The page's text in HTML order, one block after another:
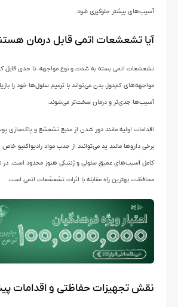
آسیب‌های بیشتر جلوگیری شود.
آیا تشعشعات اتمی قابل درمان
تشعشعات اتمی بسته به شدت و نوع مواجهه، تا حدی قابل
مواجهه‌های کم‌دوز، بدن می‌تواند با ترمیم سلول‌ها خود را
آسیب‌ها جدی‌تر و درمان سخت‌تر می‌شوند.
اقدامات اولیه مانند دور شدن از منبع تشعشع و پاک‌سازی
برخی داروها مانند ید می‌توانند از جذب مواد رادیواکتیو خاص
کامل آسیب‌های عمیق سلولی و ژنتیکی هنوز محدود است. در
محافظت، بهترین راه مقابله با اثرات تشعشعات اتمی است.
نقش تجهیزات حفاظتی و اقدامات